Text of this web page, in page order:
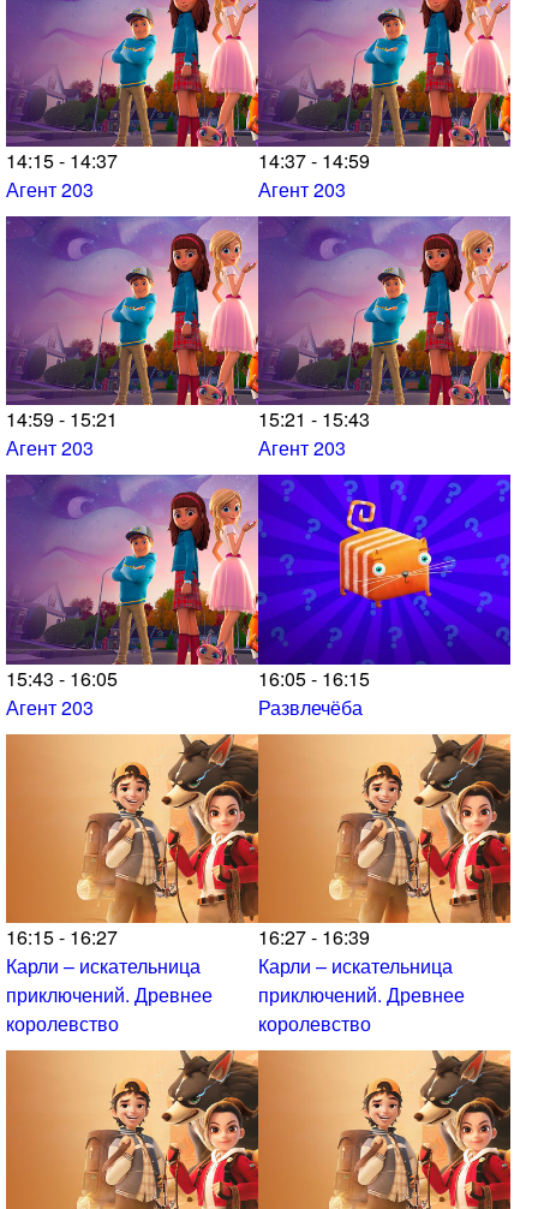
14:15 - 14:37
Агент 203
14:37 - 14:59
Агент 203
14:59 - 15:21
Агент 203
15:21 - 15:43
Агент 203
15:43 - 16:05
Агент 203
16:05 - 16:15
Развлечёба
16:15 - 16:27
Карли – искательница
приключений. Древнее
королевство
16:27 - 16:39
Карли – искательница
приключений. Древнее
королевство